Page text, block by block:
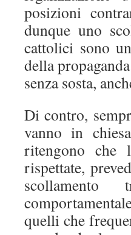
posizioni
dunque uno
cattolici sono
della
senza sosta,
Di contro,
vanno in
ritengono che
rispettate,
quelli che